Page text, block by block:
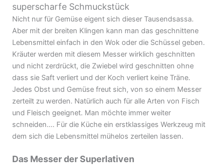
superscharfe Schmuckstück
Nicht nur für Gemüse eigent sich dieser Tausendsassa.
Aber mit der breiten Klingen kann man das geschnittene
Lebensmittel einfach in den Wok oder die Schüssel geben.
Kräuter werden mit diesem Messer wirklich geschnitten
und nicht zerdrückt, die Zwiebel wird geschnitten ohne
dass sie Saft verliert und der Koch verliert keine Träne.
Jedes Obst und Gemüse freut sich, von so einem Messer
zerteilt zu werden. Natürlich auch für alle Arten von Fisch
und Fleisch geeignet. Man möchte immer weiter
schneiden…. Für die Küche ein erstklassiges Werkzeug mit
dem sich die Lebensmittel mühelos zerteilen lassen.
Das Messer der Superlativen